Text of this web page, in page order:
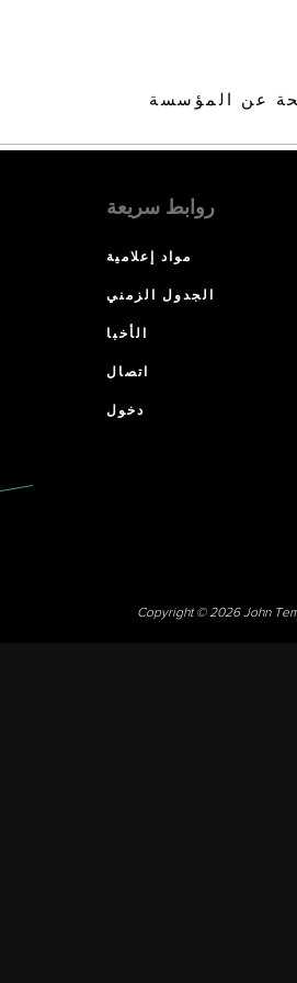
عن المؤسسة
روابط سريعة
مواد إعلامية
الجدول الزمني
الأخبا
اتصال
دخول
Copyright © 2026 John